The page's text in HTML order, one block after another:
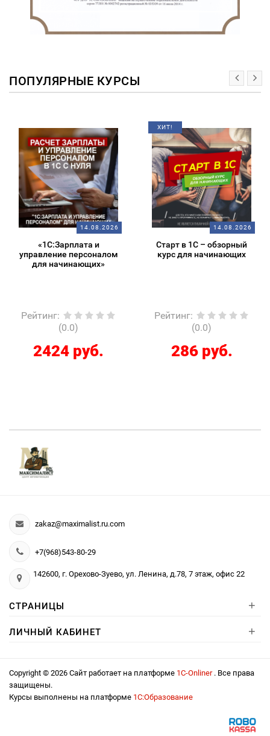
ПОПУЛЯРНЫЕ КУРСЫ
14.08.2026
«1С:Зарплата и
управление персоналом
для начинающих»
Рейтинг:
(0.0)
2424 руб.
ХИТ!
14.08.2026
Старт в 1С – обзорный
курс для начинающих
Рейтинг:
(0.0)
286 руб.
zakaz@maximalist.ru.com
+7(968)543-80-29
142600, г. Орехово-Зуево, ул. Ленина, д.78, 7 этаж, офис 22
СТРАНИЦЫ +
ЛИЧНЫЙ КАБИНЕТ +
Copyright © 2026 Сайт работает на платформе 1С-Onliner . Все права
защищены.
Курсы выполнены на платформе 1С:Образование